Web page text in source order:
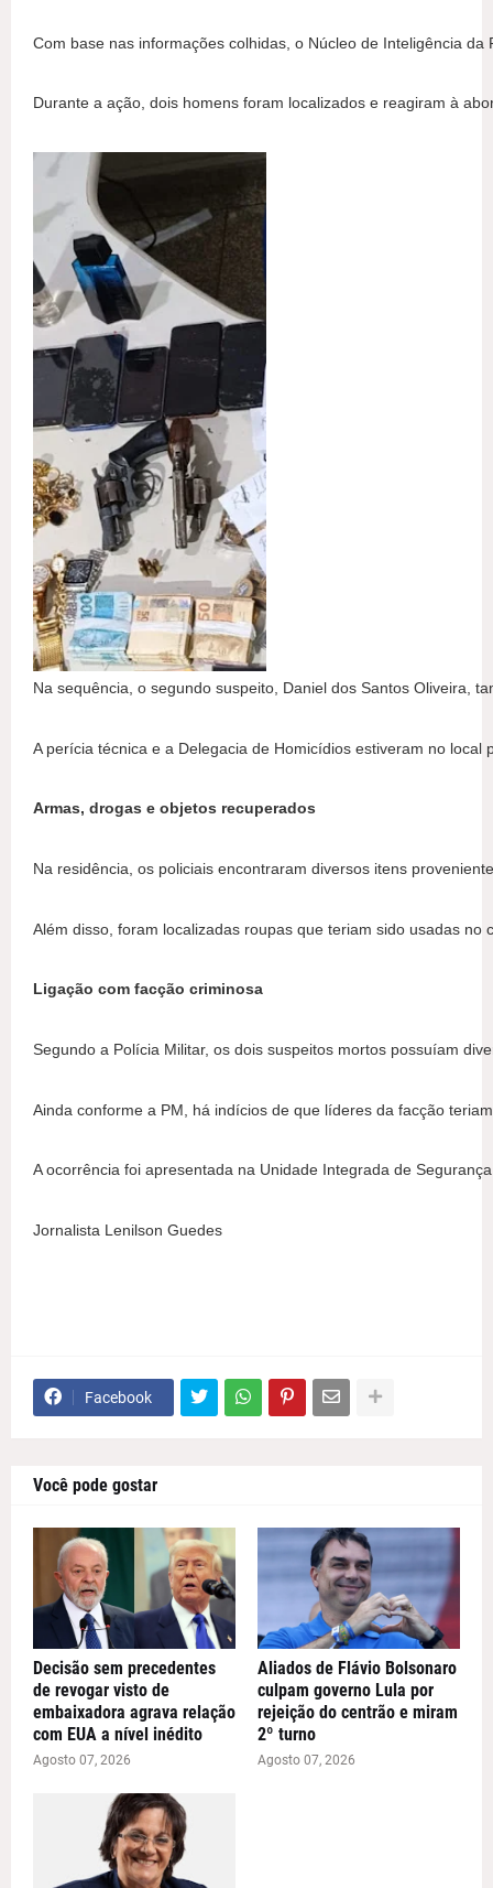
Com base nas informações colhidas, o Núcleo de Inteligência
Durante a ação, dois homens foram localizados e reagiram à
Na sequência, o segundo suspeito, Daniel dos Santos Oliveira,
A perícia técnica e a Delegacia de Homicídios estiveram no local
Armas, drogas e objetos recuperados
Na residência, os policiais encontraram diversos itens
Além disso, foram localizadas roupas que teriam sido usadas no
Ligação com facção criminosa
Segundo a Polícia Militar, os dois suspeitos mortos possuíam
Ainda conforme a PM, há indícios de que líderes da facção
A ocorrência foi apresentada na Unidade Integrada de
Jornalista Lenilson Guedes
Facebook
Você pode gostar
Decisão sem precedentes
de revogar visto de
embaixadora agrava relação
com EUA a nível inédito
Agosto 07, 2026
Aliados de Flávio Bolsonaro
culpam governo Lula por
rejeição do centrão e miram
2º turno
Agosto 07, 2026